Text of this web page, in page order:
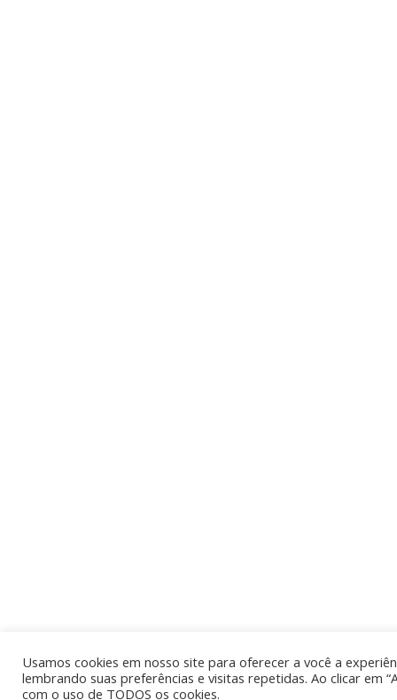
Usamos cookies em nosso site para oferecer a você a
lembrando suas preferências e visitas repetidas. Ao clicar em
com o uso de TODOS os cookies.